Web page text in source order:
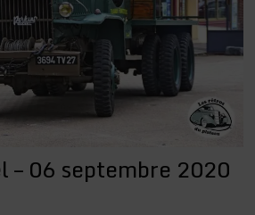
– 06 septembre 2020